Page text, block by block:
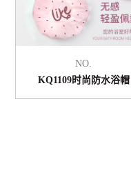
NO.
KQ1109时尚防水浴帽